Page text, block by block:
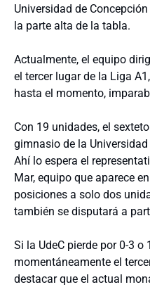
Universidad de
la parte alta de la tabla.
Actualmente, el equipo
el tercer lugar de la Liga
hasta el momento,
Con 19 unidades, el
gimnasio de la
Ahí lo espera el
Mar, equipo que aparece
posiciones a solo dos
también se disputará a
Si la UdeC pierde por 0-3 o
momentáneamente el
destacar que el actual